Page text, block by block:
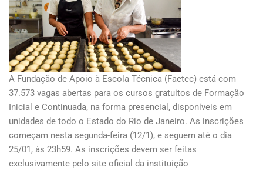
A Fundação de Apoio à Escola Técnica (Faetec) está com
37.573 vagas abertas para os cursos gratuitos de Formação
Inicial e Continuada, na forma presencial, disponíveis em
unidades de todo o Estado do Rio de Janeiro. As inscrições
começam nesta segunda-feira (12/1), e seguem até o dia
25/01, às 23h59. As inscrições devem ser feitas
exclusivamente pelo site oficial da instituição